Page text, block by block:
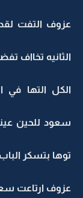
عزوف التفت لقد
الثانيه تخااف
الكل التها في
سعود للحين
توها بتسكر الباب
عزوف ارتاعت سعود